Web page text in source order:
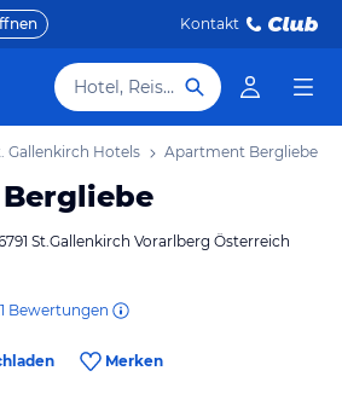
Kontakt
Hotel, Reiseziel
Gallenkirch Hotels Apartment Bergliebe
St.Gallenkirch Vorarlberg Österreich
Bewertungen
Merken